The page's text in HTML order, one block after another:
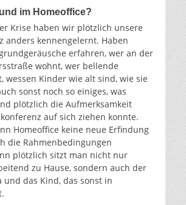
im Homeoffice?
Krise haben wir plötzlich unsere
anders kennengelernt. Haben
erfahren, wer an der
wohnt, wer bellende
wessen Kinder wie alt sind, wie sie
sonst noch so einiges, was
plötzlich die Aufmerksamkeit
auf sich ziehen konnte.
Homeoffice keine neue Erfindung
die Rahmenbedingungen
plötzlich sitzt man nicht nur
zu Hause, sondern auch der
und das Kind, das sonst in